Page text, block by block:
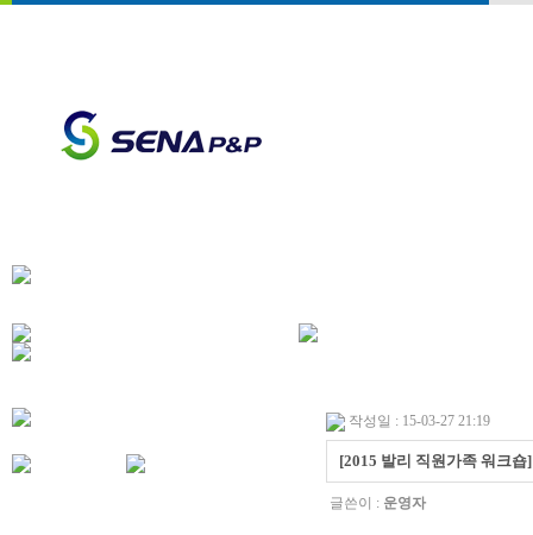
작성일 : 15-03-27 21:19
[2015 발리 직원가족 워크숍]
글쓴이 : 운영자